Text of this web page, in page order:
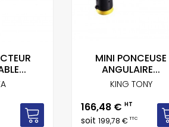
MINI PONCEUSE
ANGULAIRE...
KING TONY
Prix
166,48 € HT
soit 199,78 €TTC